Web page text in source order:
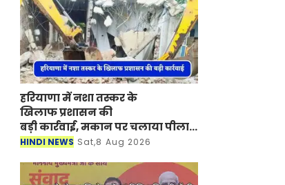
हरियाणा में नशा तस्कर के
खिलाफ प्रशासन की
बड़ी कार्रवाई, मकान पर चलाया पीला
पंजा
HINDI NEWS Sat,8 Aug 2026